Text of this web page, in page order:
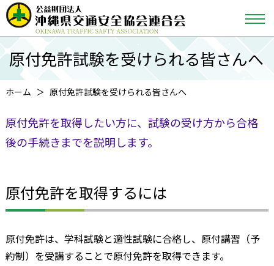
原付免許試験を受けられる皆さんへ
ホーム 原付免許試験を受けられる皆さんへ
原付免許を取得したい方に、試験の受け方から合格
後の手続きまでを説明します。
原付免許を取得するには
原付免許は、学科試験と適性試験に合格し、原付講習（予
約制）を受講することで原付免許を取得できます。